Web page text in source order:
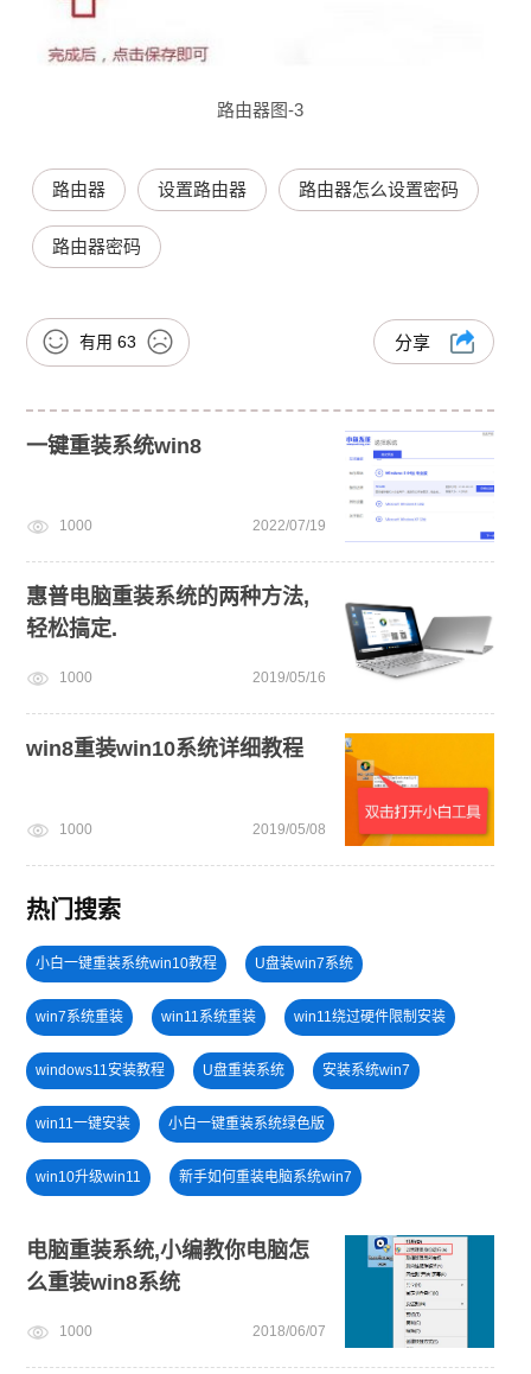
路由器图-3
路由器 设置路由器 路由器怎么设置密码
路由器密码
有用 63 分享
一键重装系统win8
1000 2022/07/19
惠普电脑重装系统的两种方法,
轻松搞定.
1000 2019/05/16
win8重装win10系统详细教程
1000 2019/05/08
热门搜索
小白一键重装系统win10教程 U盘装win7系统
win7系统重装 win11系统重装 win11绕过硬件限制安装
windows11安装教程 U盘重装系统 安装系统win7
win11一键安装 小白一键重装系统绿色版
win10升级win11 新手如何重装电脑系统win7
win11怎么退回win10
笔记本蓝屏怎么重装系统 win11怎么升级 win11正式版
电脑重装系统,小编教你电脑怎
么重装win8系统
1000 2018/06/07